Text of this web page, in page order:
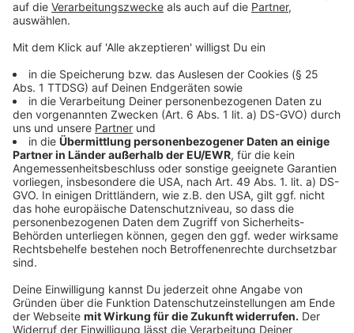
Seit 2014 gehört die Friedhofsveranstaltung an
Allerheiligen
Lichtinstallationen betonen die
landschaftsarchitektonische und kulturhistorische
Bedeutung des Nordfriedhofs, der auf eine 140-jährige
Geschichte zurückblickt. Grabmalkunst vergangener
Jahrzehnte steht hier neben modernen
Gestaltungselementen und wird an diesem Tag
besonders in Szene gesetzt. Die Veranstaltung wird
durch private und gewerbliche Spenden unterstützt.
Anzeige
Anreise
Anzeige